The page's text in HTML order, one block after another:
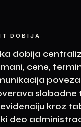
DOBIJA
dobija
cene,
slobodne
kroz
deo